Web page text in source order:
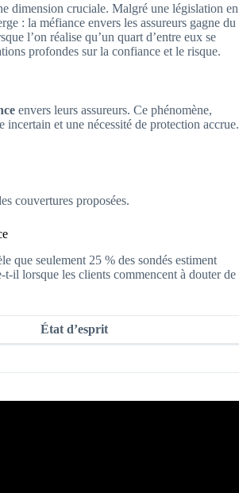
dimension cruciale. Malgré une législation en
: la méfiance envers les assureurs gagne du
l’on réalise qu’un quart d’entre eux se
profondes sur la confiance et le risque.
envers leurs assureurs. Ce phénomène,
incertain et une nécessité de protection accrue.
couvertures proposées.
que seulement 25 % des sondés estiment
t-il lorsque les clients commencent à douter de
État d’esprit